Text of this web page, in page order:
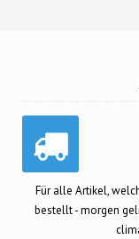
Für alle Artikel,
bestellt - morgen